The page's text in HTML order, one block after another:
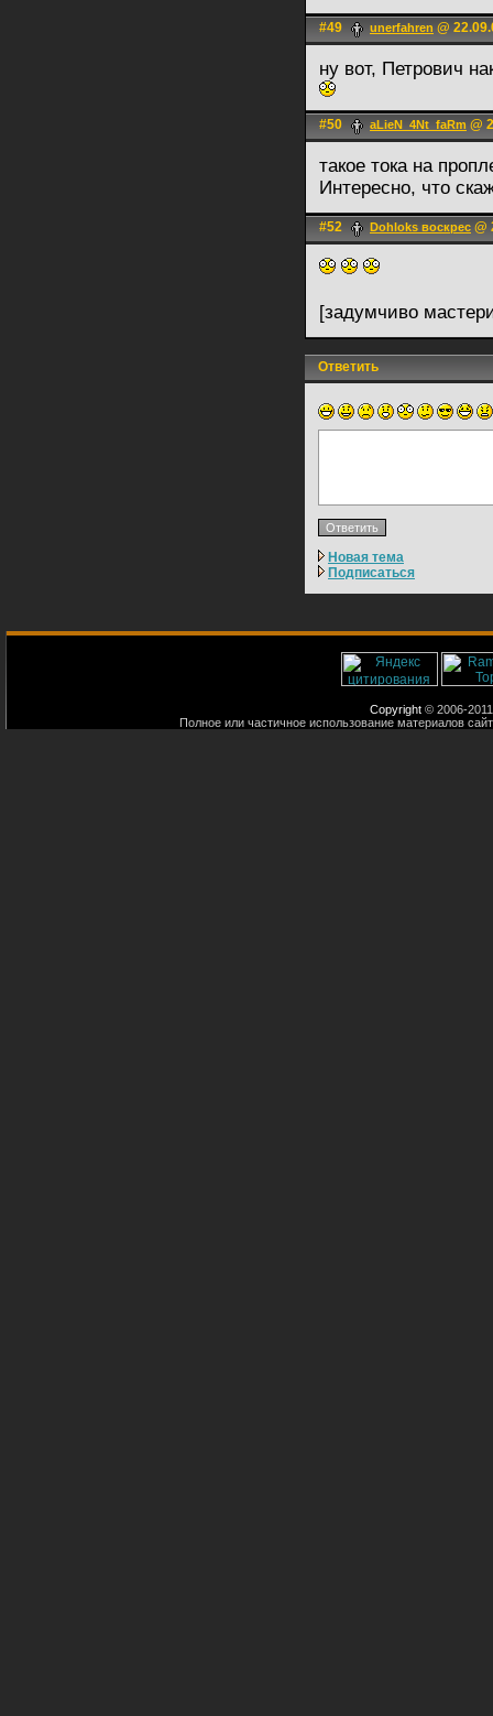
#49 unerfahren @
ну вот, Петрович
#50 aLieN_4Nt_faRm @
такое тока на
Интересно, что
#52 Dohloks воскрес @
[задумчиво
Ответить
Новая тема
Подписаться
Copyright © 2006-
Полное или частичное использование материалов